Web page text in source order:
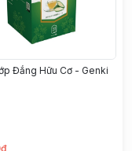
Đắng Hữu Cơ - Genki